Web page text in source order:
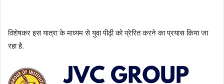
विशेषकर इस यात्रा के माध्यम से युवा पीढ़ी को प्रेरित करने का प्रयास किया जा
रहा है.